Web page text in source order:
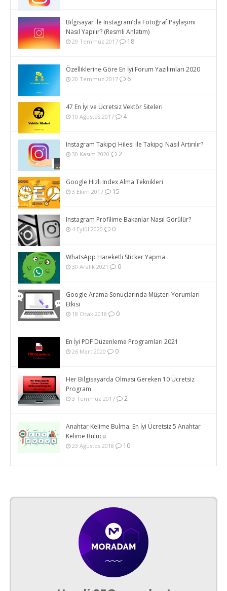
Bilgisayar ile Instagram’da Fotoğraf Paylaşımı
Nasıl Yapılır? (Resmli Anlatım)
29 Temmuz 2017 18
Özelliklerine Göre En İyi Forum Yazılımları 2020
20 Temmuz 2017 6
47 En İyi ve Ücretsiz Vektör Siteleri
10 Ağustos 2017 4
Instagram Takipçi Hilesi ile Takipçi Nasıl Artırılır?
30 Kasım 2020 2
Google Hızlı Index Alma Teknikleri
3 Ekim 2017 15
Instagram Profilime Bakanlar Nasıl Görülür?
4 Eylül 2020 0
WhatsApp Hareketli Sticker Yapma
30 Aralık 2021 0
Google Arama Sonuçlarında Müşteri Yorumları
Etkisi
18 Ocak 2018 0
En İyi PDF Düzenleme Programları 2021
26 Mart 2020 0
Her Bilgisayarda Olması Gereken 10 Ücretsiz
Program
3 Temmuz 2017 2
Anahtar Kelime Bulma: En İyi Ücretsiz 5 Anahtar
Kelime Bulucu
23 Ağustos 2018 10